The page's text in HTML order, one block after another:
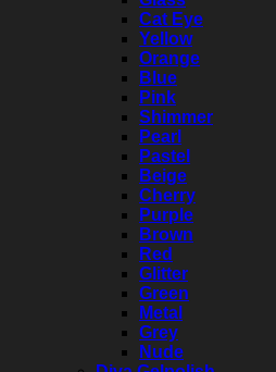
Cat Eye
Yellow
Orange
Blue
Pink
Shimmer
Pearl
Pastel
Beige
Cherry
Purple
Brown
Red
Glitter
Green
Metal
Grey
Nude